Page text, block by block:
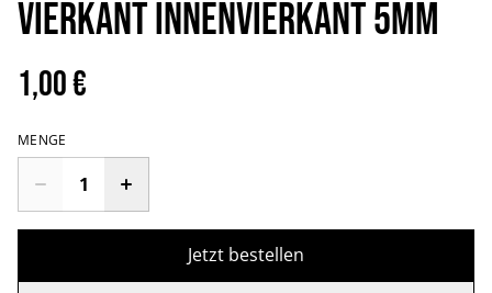
Vierkant Innenvierkant 5mm
1,00 €
MENGE
Jetzt bestellen